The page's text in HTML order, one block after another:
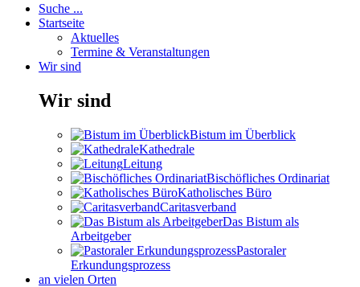
Suche ...
Startseite
Aktuelles
Termine & Veranstaltungen
Wir sind
Wir sind
Bistum im Überblick
Kathedrale
Leitung
Bischöfliches Ordinariat
Katholisches Büro
Caritasverband
Das Bistum als
Arbeitgeber
Pastoraler
Erkundungsprozess
an vielen Orten